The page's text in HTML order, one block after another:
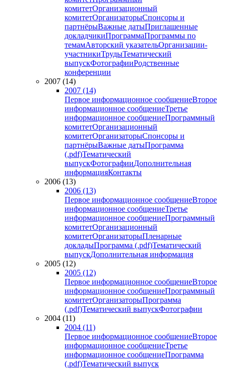
комитетОрганизационный
комитетОрганизаторыСпонсоры и
партнёрыВажные датыПриглашенные
докладчикиПрограммаПрограммы по
темамАвторский указательОрганизации-
участникиТрудыТематический
выпускФотографииРодственные
конференции
2007 (14)
2007 (14)
Первое информационное сообщениеВторое
информационное сообщениеТретье
информационное сообщениеПрограммный
комитетОрганизационный
комитетОрганизаторыСпонсоры и
партнёрыВажные датыПрограмма
(.pdf)Тематический
выпускФотографииДополнительная
информацияКонтакты
2006 (13)
2006 (13)
Первое информационное сообщениеВторое
информационное сообщениеТретье
информационное сообщениеПрограммный
комитетОрганизационный
комитетОрганизаторыПленарные
докладыПрограмма (.pdf)Тематический
выпускДополнительная информация
2005 (12)
2005 (12)
Первое информационное сообщениеВторое
информационное сообщениеПрограммный
комитетОрганизаторыПрограмма
(.pdf)Тематический выпускФотографии
2004 (11)
2004 (11)
Первое информационное сообщениеВторое
информационное сообщениеТретье
информационное сообщениеПрограмма
(.pdf)Тематический выпуск